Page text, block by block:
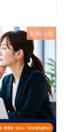
お知らせ